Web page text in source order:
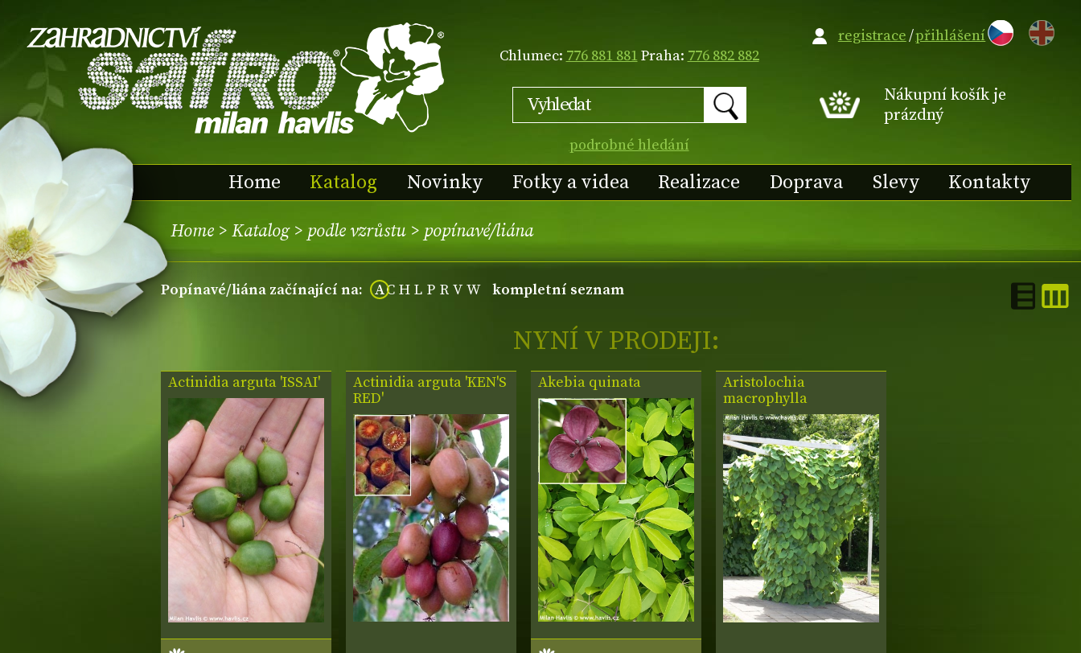
Chlumec: 776 881 881Praha: 776 882 882
podrobné hledání
EN
Nákupní košík je
prázdný
Home Katalog Novinky Fotky a videa Realizace Doprava Slevy Kontakty
registrace/přihlášení
Home > Katalog> podle vzrůstu > popínavé/liána
popínavé/liána začínající na: AC H L P R V W kompletní seznam
NYNÍ V PRODEJI:
Actinidia arguta 'ISSAI'
Actinidia arguta 'KEN'S
RED'
Akebia quinata
Aristolochia
macrophylla